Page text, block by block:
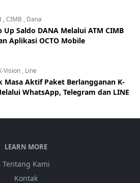
,CIMB , Dana
Up Saldo DANA Melalui ATM CIMB
Aplikasi OCTO Mobile
Vision, Line
Masa Aktif Paket Berlangganan K-
WhatsApp, Telegram dan LINE
LEARN MORE
Tentang Kami
Kontak